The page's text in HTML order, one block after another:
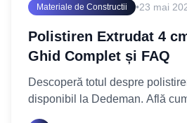
Materiale de Constructii •23 mai
Polistiren Extrudat 4
Ghid Complet și FAQ
Descoperă totul despre
disponibil la Dedeman. Află